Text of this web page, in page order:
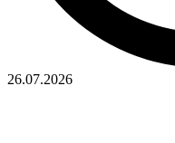
26.07.2026